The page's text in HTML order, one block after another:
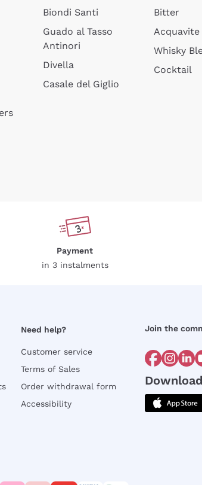
Biondi Santi
Guado al Tasso
Antinori
Divella
Casale del Giglio
Bitter
Acquavite
Whisky
Cocktail
Payment
in 3 instalments
Need help?
Customer service
Terms of Sales
Order withdrawal form
Accessibility
Join the